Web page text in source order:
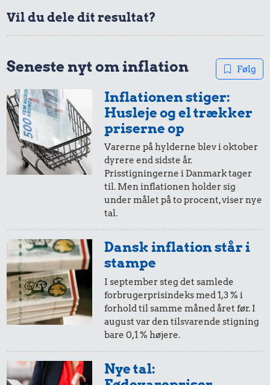
10,-
i 1948
= 244,-
i 2025
5,-
i 1948
= 122,-
10 øre
i 1948
= 2,-
i 2025
Vil du dele dit resultat?
Seneste nyt om inflation Følg
Inflationen stiger:
Husleje og el trækker
priserne op
Varerne på hylderne blev i oktober
dyrere end sidste år.
Prisstigningerne i Danmark tager
til. Men inflationen holder sig
under målet på to procent, viser nye
tal.
Dansk inflation står i
stampe
I september steg det samlede
forbrugerprisindeks med 1,3 % i
forhold til samme måned året før. I
august var den tilsvarende stigning
bare 0,1 % højere.
Nye tal: